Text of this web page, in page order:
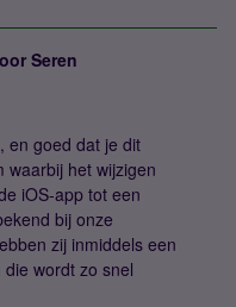
Seren
en goed dat je dit
waarbij het wijzigen
iOS-app tot een
bij onze
zij inmiddels een
wordt zo snel